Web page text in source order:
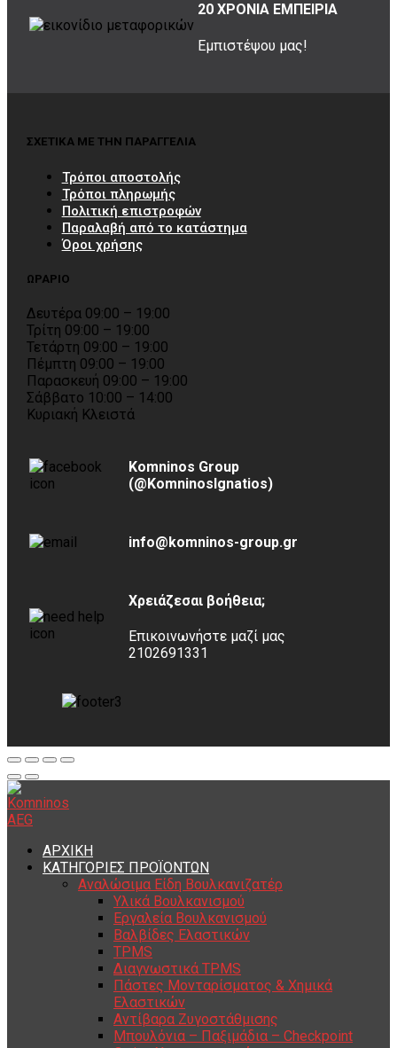
20 ΧΡΟΝΙΑ ΕΜΠΕΙΡΙΑ
Εμπιστέψου μας!
ΣΧΕΤΙΚΑ ΜΕ ΤΗΝ ΠΑΡΑΓΓΕΛΙΑ
Τρόποι αποστολής
Τρόποι πληρωμής
Πολιτική επιστροφών
Παραλαβή από το κατάστημα
Όροι χρήσης
ΩΡΑΡΙΟ
Δευτέρα 09:00 – 19:00
Τρίτη 09:00 – 19:00
Τετάρτη 09:00 – 19:00
Πέμπτη 09:00 – 19:00
Παρασκευή 09:00 – 19:00
Σάββατο 10:00 – 14:00
Κυριακή Κλειστά
Komninos Group
(@KomninosIgnatios)
info@komninos-group.gr
Χρειάζεσαι βοήθεια;
Επικοινωνήστε μαζί μας
2102691331
ΑΡΧΙΚΗ
ΚΑΤΗΓΟΡΙΕΣ ΠΡΟΪΟΝΤΩΝ
Αναλώσιμα Είδη Βουλκανιζατέρ
Υλικά Βουλκανισμού
Εργαλεία Βουλκανισμού
Βαλβίδες Ελαστικών
TPMS
Διαγνωστικά TPMS
Πάστες Μονταρίσματος & Χημικά
Ελαστικών
Αντίβαρα Ζυγοστάθμισης
Μπουλόνια – Παξιμάδια – Checkpoint